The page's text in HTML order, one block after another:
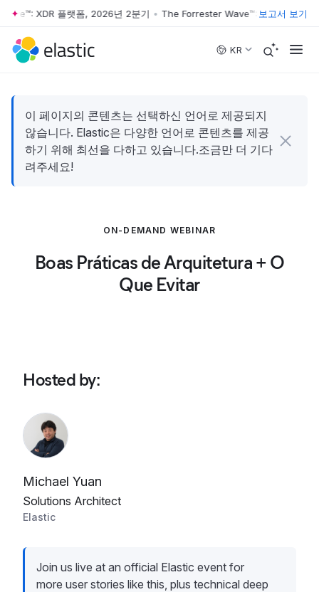
Skip to main content
XDR 플랫폼, 2026년 2분기 • The Forrester Wave™: XDR 플랫폼,
보고서 보기
KR
이 페이지의 콘텐츠는 선택하신 언어로 제공되지
않습니다. Elastic은 다양한 언어로 콘텐츠를 제공
하기 위해 최선을 다하고 있습니다.조금만 더 기다
려주세요!
ON-DEMAND WEBINAR
Boas Práticas de Arquitetura + O
Que Evitar
Hosted by:
Michael Yuan
Solutions Architect
Elastic
Join us live at an official Elastic event for
more user stories like this, plus technical deep